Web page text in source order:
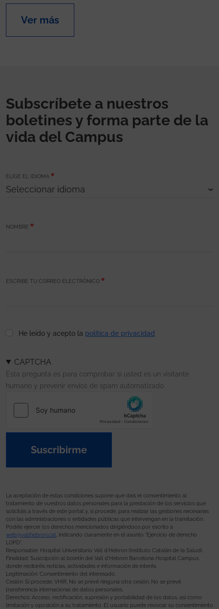
Ver más
Subscríbete a nuestros
boletines y forma parte de la
vida del Campus
ELIGE EL IDIOMA
NOMBRE
ESCRIBE TU CORREO ELECTRÓNICO
He leído y acepto la política de privacidad
CAPTCHA
Esta pregunta es para comprobar si usted es un visitante
humano y prevenir envíos de spam automatizado.
Suscribirme
La aceptación de estas condiciones supone que dais el consentimiento al
tratamiento de vuestros datos personales para la prestación de los servicios que
solicitáis a través de este portal y, si procede, para realizar las gestiones necesarias
con las administraciones o entidades públicas que intervengan en la tramitación.
Podéis ejercer los derechos mencionados dirigiéndoos por escrito a
web@vallhebron.cat, indicando claramente en el asunto “Ejercicio de derecho
LOPD”.
Responsable: Hospital Universitario Vall d’Hebron (Instituto Catalán de la Salud).
Finalidad: Suscripción al boletín del Vall d’Hebron Barcelona Hospital Campus,
donde recibiréis noticias, actividades e información de interés.
Legitimación: Consentimiento del interesado.
Cesión: Sí procede, VHIR. No se prevé ninguna otra cesión. No se prevé
transferencia internacional de datos personales.
Derechos: Acceso, rectificación, supresión y portabilidad de los datos, así como
limitación y oposición a su tratamiento. El usuario puede revocar su consentimiento